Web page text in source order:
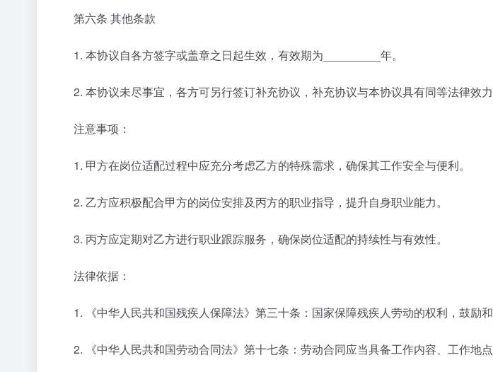
第六条 其他条款
1. 本协议自各方签字或盖章之日起生效，有效期为_________年。
2. 本协议未尽事宜，各方可另行签订补充协议，补充协议与本协议具有同等法律效力
注意事项：
1. 甲方在岗位适配过程中应充分考虑乙方的特殊需求，确保其工作安全与便利。
2. 乙方应积极配合甲方的岗位安排及丙方的职业指导，提升自身职业能力。
3. 丙方应定期对乙方进行职业跟踪服务，确保岗位适配的持续性与有效性。
法律依据：
1. 《中华人民共和国残疾人保障法》第三十条：国家保障残疾人劳动的权利，鼓励和
2. 《中华人民共和国劳动合同法》第十七条：劳动合同应当具备工作内容、工作地点